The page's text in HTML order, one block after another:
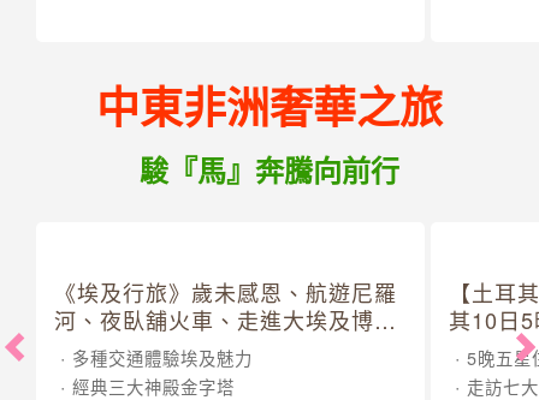
中東非洲奢華之旅
駿『馬』奔騰向前行
《埃及行旅》歲未感恩、航遊尼羅
河、夜臥舖火車、走進大埃及博物
館 10 日
多種交通體驗埃及魅力
經典三大神殿金字塔
【土耳
其10日
5晚五星
走訪七